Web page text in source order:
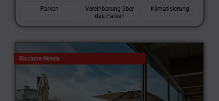
Parken
Vereinbarung über
das Parken
Klimatisierung
Riccione Hotels